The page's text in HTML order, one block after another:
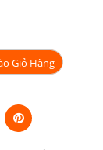
Giỏ Hàng